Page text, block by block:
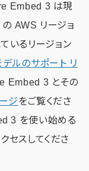
Embed 3 は現
AWS リージョ
いるリージョン
ルのサポート リ
Embed 3 とその
ジをご覧くださ
3 を使い始める
セスしてくださ